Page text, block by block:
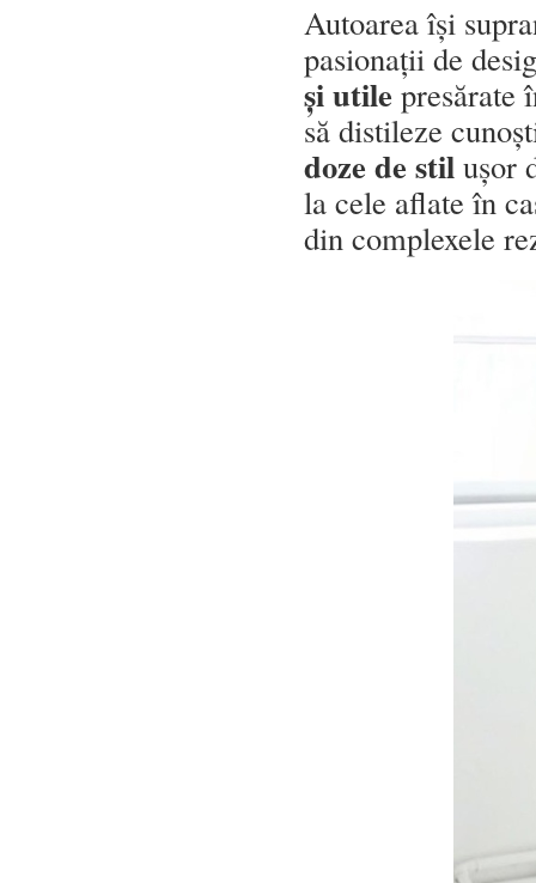
Autoarea își
pasionații de
și utile presărate
să distileze
doze de stil ușor
la cele aflate în
din complexele